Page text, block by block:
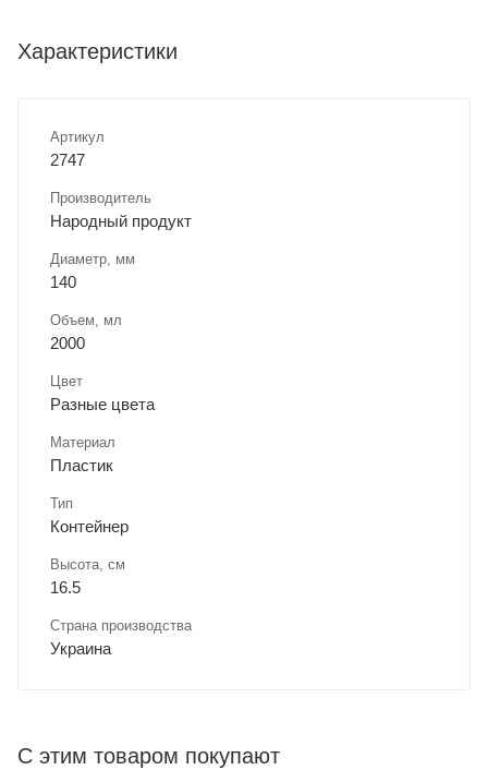
Характеристики
Артикул
2747
Производитель
Народный продукт
Диаметр, мм
140
Объем, мл
2000
Цвет
Разные цвета
Материал
Пластик
Тип
Контейнер
Высота, см
16.5
Страна производства
Украина
С этим товаром покупают